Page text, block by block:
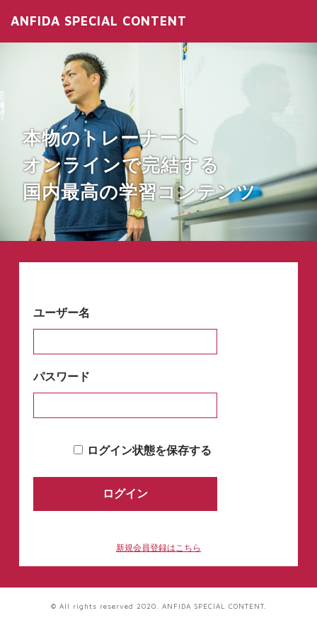
ANFIDA SPECIAL CONTENT
本物のトレーナーへ
オンラインで完結する
国内最高の学習コンテンツ
ユーザー名
パスワード
ログイン状態を保存する
新規会員登録はこちら
© All rights reserved 2020. ANFIDA SPECIAL CONTENT.